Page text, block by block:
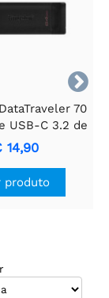

70
USB-C 3.2 de
| Preto
14,90
produto